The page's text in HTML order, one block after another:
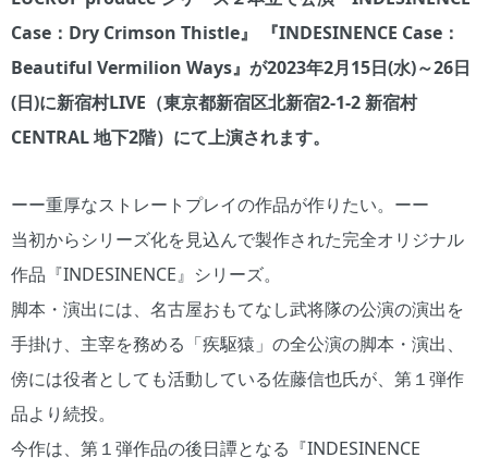
Case：Dry Crimson Thistle』 『INDESINENCE Case：
Beautiful Vermilion Ways』が2023年2月15日(水)～26日
(日)に新宿村LIVE（東京都新宿区北新宿2-1-2 新宿村
CENTRAL 地下2階）にて上演されます。
ーー重厚なストレートプレイの作品が作りたい。ーー
当初からシリーズ化を見込んで製作された完全オリジナル
作品『INDESINENCE』シリーズ。
脚本・演出には、名古屋おもてなし武将隊の公演の演出を
手掛け、主宰を務める「疾駆猿」の全公演の脚本・演出、
傍には役者としても活動している佐藤信也氏が、第１弾作
品より続投。
今作は、第１弾作品の後日譚となる『INDESINENCE